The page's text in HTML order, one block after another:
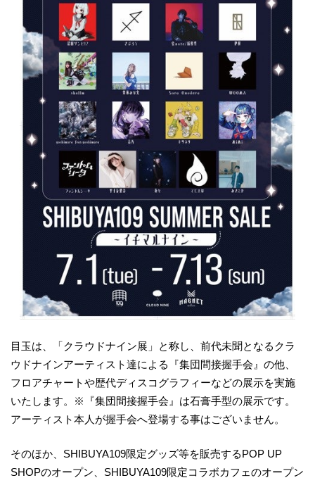
目玉は、「クラウドナイン展」と称し、前代未聞となるクラ
ウドナインアーティスト達による『集団間接握手会』の他、
フロアチャートや歴代ディスコグラフィーなどの展示を実施
いたします。※『集団間接握手会』は石膏手型の展示です。
アーティスト本人が握手会へ登場する事はございません。
そのほか、SHIBUYA109限定グッズ等を販売するPOP UP
SHOPのオープン、SHIBUYA109限定コラボカフェのオープン